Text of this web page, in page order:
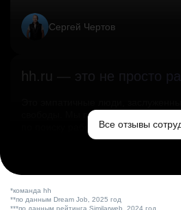
Сергей Чертов
hh.ru — это не просто
свободы. Мы помогаем миру и
по поиску работы в стране.
Все отзывы
*команда hh
**по данным Dream Job, 2025 год
***по данным рейтинга Similarweb, 2024 год